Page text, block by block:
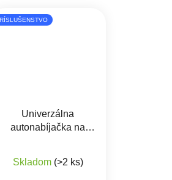
Univerzálna
autonabíjačka na
Skladom (>2 ks)